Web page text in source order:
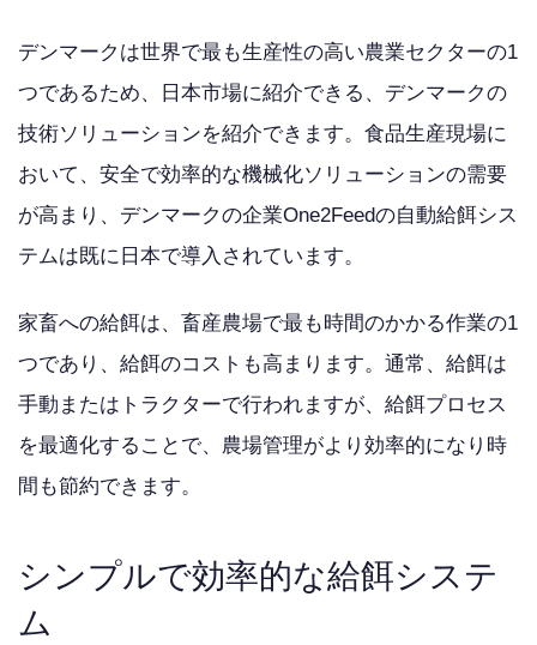
デンマークは世界で最も生産性の高い農業セクターの1
つであるため、日本市場に紹介できる、デンマークの
技術ソリューションを紹介できます。食品生産現場に
おいて、安全で効率的な機械化ソリューションの需要
が高まり、デンマークの企業One2Feedの自動給餌シス
テムは既に日本で導入されています。
家畜への給餌は、畜産農場で最も時間のかかる作業の1
つであり、給餌のコストも高まります。通常、給餌は
手動またはトラクターで行われますが、給餌プロセス
を最適化することで、農場管理がより効率的になり時
間も節約できます。
シンプルで効率的な給餌システ
ム